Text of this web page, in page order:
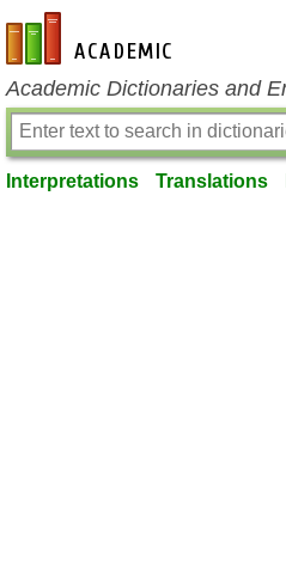
en-academic.com
Academic Dictionaries and
Interpretations Translations